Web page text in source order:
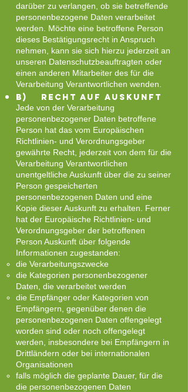
darüber zu verlangen, ob sie betreffende
personenbezogene Daten verarbeitet
werden. Möchte eine betroffene Person
dieses Bestätigungsrecht in Anspruch
nehmen, kann sie sich hierzu jederzeit an
unseren Datenschutzbeauftragten oder
einen anderen Mitarbeiter des für die
Verarbeitung Verantwortlichen wenden.
b) Recht auf Auskunft
Jede von der Verarbeitung
personenbezogener Daten betroffene
Person hat das vom Europäischen
Richtlinien- und Verordnungsgeber
gewährte Recht, jederzeit von dem für die
Verarbeitung Verantwortlichen
unentgeltliche Auskunft über die zu seiner
Person gespeicherten
personenbezogenen Daten und eine
Kopie dieser Auskunft zu erhalten. Ferner
hat der Europäische Richtlinien- und
Verordnungsgeber der betroffenen
Person Auskunft über folgende
Informationen zugestanden:
die Verarbeitungszwecke
die Kategorien personenbezogener
Daten, die verarbeitet werden
die Empfänger oder Kategorien von
Empfängern, gegenüber denen die
personenbezogenen Daten offengelegt
worden sind oder noch offengelegt
werden, insbesondere bei Empfängern in
Drittländern oder bei internationalen
Organisationen
falls möglich die geplante Dauer, für die
die personenbezogenen Daten